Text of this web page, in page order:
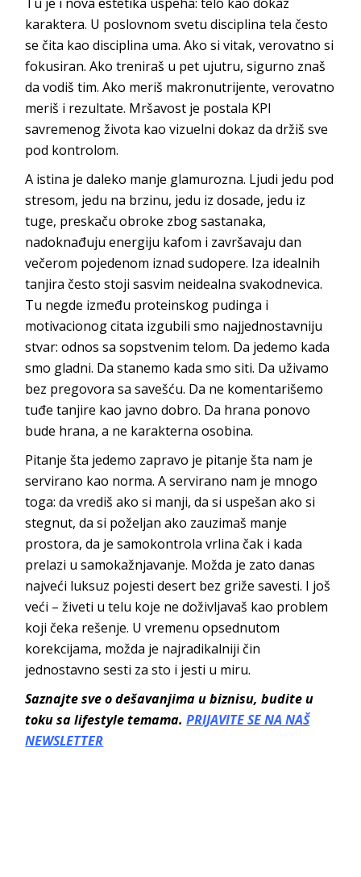
karaktera. U poslovnom svetu disciplina tela često
se čita kao disciplina uma. Ako si vitak, verovatno si
fokusiran. Ako treniraš u pet ujutru, sigurno znaš
da vodiš tim. Ako meriš makronutrijente, verovatno
meriš i rezultate. Mršavost je postala KPI
savremenog života kao vizuelni dokaz da držiš sve
pod kontrolom.
A istina je daleko manje glamurozna. Ljudi jedu pod
stresom, jedu na brzinu, jedu iz dosade, jedu iz
tuge, preskaču obroke zbog sastanaka,
nadoknađuju energiju kafom i završavaju dan
večerom pojedenom iznad sudopere. Iza idealnih
tanjira često stoji sasvim neidealna svakodnevica.
Tu negde između proteinskog pudinga i
motivacionog citata izgubili smo najjednostavniju
stvar: odnos sa sopstvenim telom. Da jedemo kada
smo gladni. Da stanemo kada smo siti. Da uživamo
bez pregovora sa savešću. Da ne komentarišemo
tuđe tanjire kao javno dobro. Da hrana ponovo
bude hrana, a ne karakterna osobina.
Pitanje šta jedemo zapravo je pitanje šta nam je
servirano kao norma. A servirano nam je mnogo
toga: da vrediš ako si manji, da si uspešan ako si
stegnut, da si poželjan ako zauzimaš manje
prostora, da je samokontrola vrlina čak i kada
prelazi u samokažnjavanje. Možda je zato danas
najveći luksuz pojesti desert bez griže savesti. I još
veći – živeti u telu koje ne doživljavaš kao problem
koji čeka rešenje. U vremenu opsednutom
korekcijama, možda je najradikalniji čin
jednostavno sesti za sto i jesti u miru.
Saznajte sve o dešavanjima u biznisu, budite u
toku sa lifestyle temama. PRIJAVITE SE NA NAŠ
NEWSLETTER